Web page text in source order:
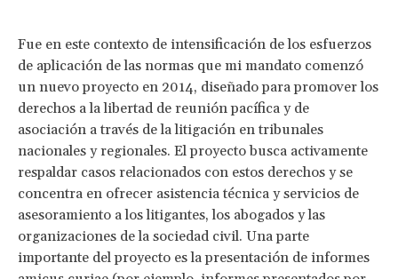
Fue en este contexto de intensificación de los esfuerzos
de aplicación de las normas que mi mandato comenzó
un nuevo proyecto en 2014, diseñado para promover los
derechos a la libertad de reunión pacífica y de
asociación a través de la litigación en tribunales
nacionales y regionales. El proyecto busca activamente
respaldar casos relacionados con estos derechos y se
concentra en ofrecer asistencia técnica y servicios de
asesoramiento a los litigantes, los abogados y las
organizaciones de la sociedad civil. Una parte
importante del proyecto es la presentación de informes